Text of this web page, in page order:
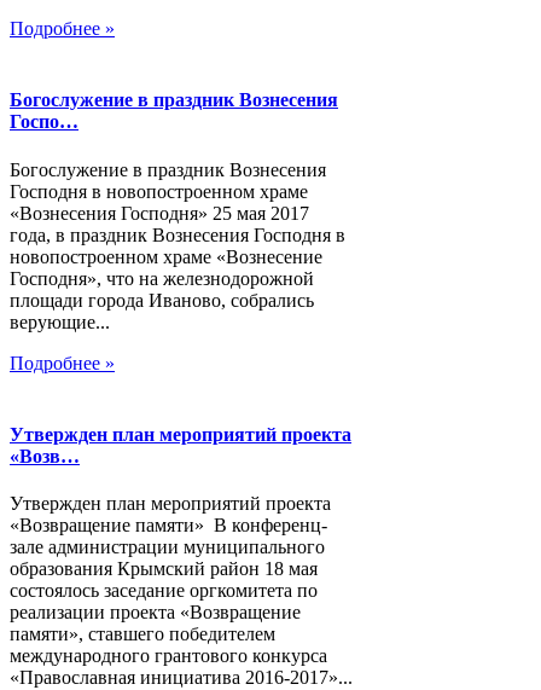
Подробнее »
Богослужение в праздник Вознесения
Госпо…
Богослужение в праздник Вознесения
Господня в новопостроенном храме
«Вознесения Господня» 25 мая 2017
года, в праздник Вознесения Господня в
новопостроенном храме «Вознесение
Господня», что на железнодорожной
площади города Иваново, собрались
верующие...
Подробнее »
Утвержден план мероприятий проекта
«Возв…
Утвержден план мероприятий проекта
«Возвращение памяти» В конференц-
зале администрации муниципального
образования Крымский район 18 мая
состоялось заседание оргкомитета по
реализации проекта «Возвращение
памяти», ставшего победителем
международного грантового конкурса
«Православная инициатива 2016-2017»...